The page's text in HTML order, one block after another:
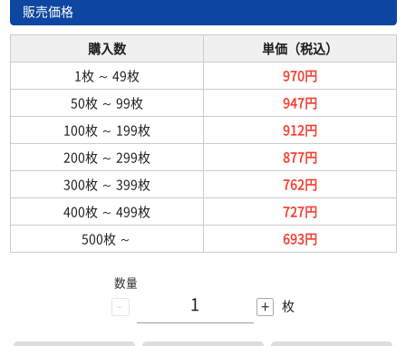
販売価格
購入数
単価（税込）
1枚 ～ 49枚
970円
50枚 ～ 99枚
947円
100枚 ～ 199枚
912円
200枚 ～ 299枚
877円
300枚 ～ 399枚
762円
400枚 ～ 499枚
727円
500枚 ～ 693円
-
数量
+ 枚